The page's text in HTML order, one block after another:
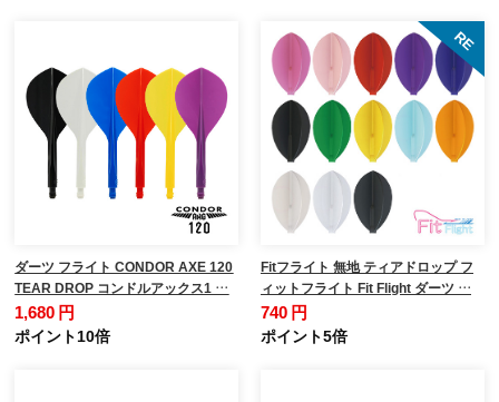
ダーツ フライト CONDOR AXE 120
TEAR DROP コンドルアックス1 …
1,680 円
ポイント10倍
Fitフライト 無地 ティアドロップ フ
ィットフライト Fit Flight ダーツ …
740 円
ポイント5倍